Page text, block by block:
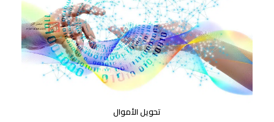
تحويل الأموال